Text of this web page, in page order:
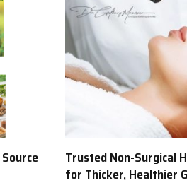
Trusted Non-Surgical
for Thicker, Healthier